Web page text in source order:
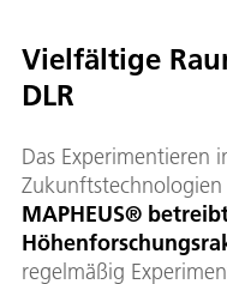
Vielfältige
DLR
Das Experimentieren
MAPHEUS®
regelmäßig